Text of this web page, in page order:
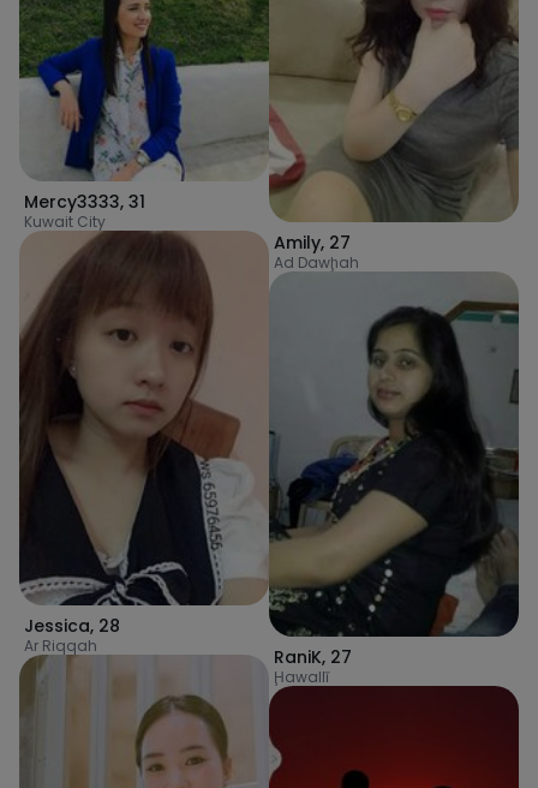
Mercy3333, 31
Kuwait City
Jessica, 28
Ar Riqqah
Amily, 27
Ad Dawḩah
RaniK, 27
Ḩawallī